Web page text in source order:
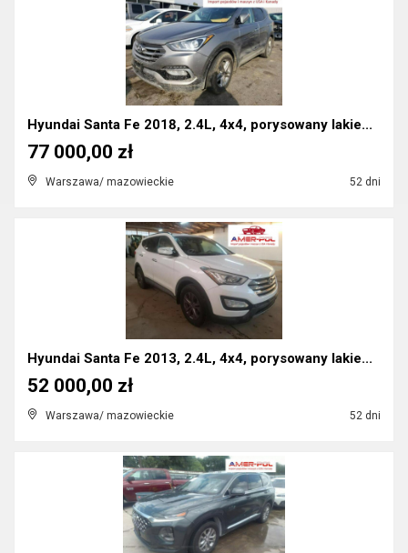
Hyundai Santa Fe 2018, 2.4L, 4x4, porysowany lakie...
Warszawa/ mazowieckie 52 dni
77 000,00 zł
Hyundai Santa Fe 2013, 2.4L, 4x4, porysowany lakie...
Warszawa/ mazowieckie 52 dni
52 000,00 zł